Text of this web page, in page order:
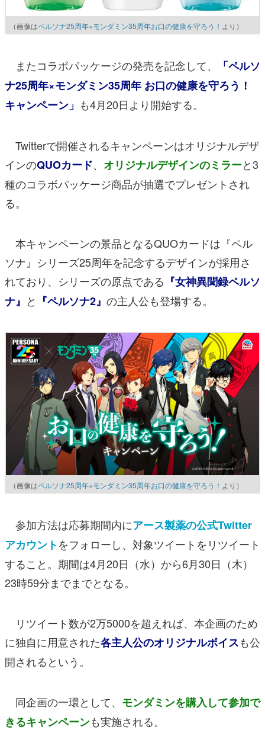
（画像はペルソナ25周年×モンダミン35周年お口の健康を守ろう！ より）
またコラボパッケージの発売を記念して、
「ペルソ
ナ25周年×モンダミン35周年 お口の健康を守ろう！
キャンペーン」 も4月20日より開始する。
Twitterで開催されるキャンペーンはオリジナルデザ
インのQUOカード、 オリジナルデザインのミラーと3
種のコラボパッケージ商品が抽選でプレゼントされ
る。
本キャンペーンの景品となるQUOカードは『ペル
ソナ』シリーズ25周年を記念するデザインが採用さ
れており、シリーズの原点である 『女神異聞録ペルソ
ナ』 と 『ペルソナ2』 の主人公も登場する。
（画像はペルソナ25周年×モンダミン35周年お口の健康を守ろう！ より）
参加方法は応募期間内にアース製薬の公式Twitter
アカウントをフォローし、対象ツイートをリツイート
すること。期間は4月20日（水）から6月30日（木）
23時59分までまでとなる。
リツイート数が2万5000を超えれば、本企画のため
に独自に用意された各主人公のオリジナルボイスも公
開されるという。
同企画の一環として、 モンダミンを購入して参加で
きるキャンペーンも実施される。